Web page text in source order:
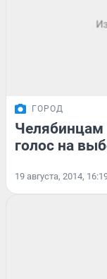
ГОРОД
голос на
19 августа, 2014,